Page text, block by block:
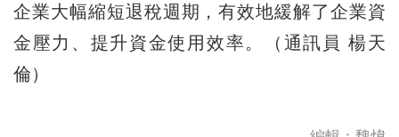
企業大幅縮短退稅週期，有效地緩解了企業資
金壓力、提升資金使用效率。（通訊員 楊天
倫）